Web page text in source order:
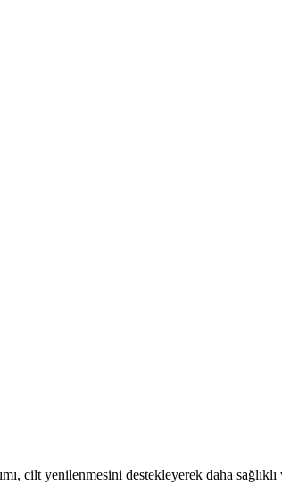
cilt yenilenmesini destekleyerek daha